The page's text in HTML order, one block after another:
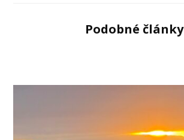
Podobné články